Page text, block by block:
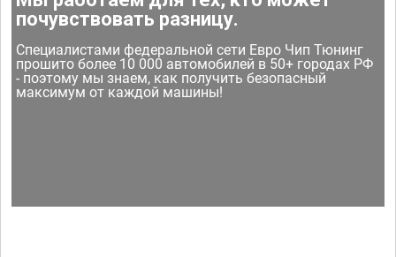
почувствовать разницу.
Специалистами федеральной сети Евро Чип Тюнинг
прошито более 10 000 автомобилей в 50+ городах РФ
- поэтому мы знаем, как получить безопасный
максимум от каждой машины!